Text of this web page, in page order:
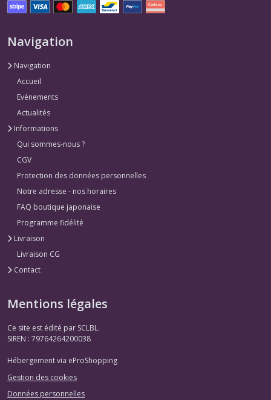
Navigation
Navigation
Accueil
Evénements
Actualités
Informations
Qui sommes-nous ?
CGV
Protection des données personnelles
Notre adresse - nos horaires
FAQ boutique japonaise
Programme fidélité
Livraison
Livraison CG
Contact
Mentions légales
Ce site est édité par SCLBL.
SIREN : 79764264200038
Hébergement via eProShopping
Gestion des cookies
Données personnelles